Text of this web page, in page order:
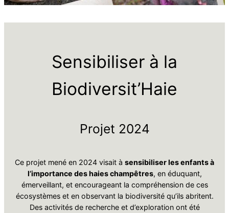
Sensibiliser à la
Biodiversit’Haie
Projet 2024
Ce projet mené en 2024 visait à sensibiliser les enfants à
l’importance des haies champêtres, en éduquant,
émerveillant, et encourageant la compréhension de ces
écosystèmes et en observant la biodiversité qu’ils abritent.
Des activités de recherche et d’exploration ont été